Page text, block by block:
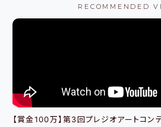
RECOMMENDED
【賞金100万】第3回プレジオアートコ